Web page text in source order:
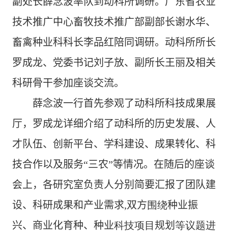
技术推广中心畜牧技术推广部副部长谢水华、
畜禽种业科科长李品红陪同调研。动科所所长
罗成龙、党委书记刘子放、副所长王丽及相关
科研骨干参加座谈交流。
薛念波一行首先参观了动科所科技成果展
厅， 罗成龙详细介绍了动科所的历史发展、人
才队伍、创新平台、学科建设、成果转化、科
技合作以及服务“三农”等情况。在随后的座谈
会上，各研究室负责人分别 简要汇报了 团队建
设、科研成果和产业需求,双方围绕种业振
兴、商业化育种、种业科技项目规划 等议题进